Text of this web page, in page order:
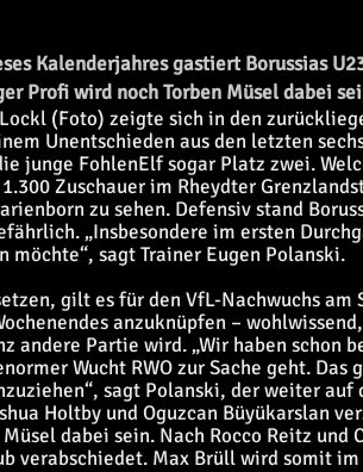
Kalenderjahres gastiert Borussias
Profi wird noch Torben Müsel dabei
(Foto) zeigte sich in den
Unentschieden aus den letzten
junge FohlenElf sogar Platz zwei.
Zuschauer im Rheydter
zu sehen. Defensiv stand
„Insbesondere im ersten
möchte“, sagt Trainer Eugen Polanski.
gilt es für den VfL-Nachwuchs am
anzuknüpfen –
andere Partie wird. „Wir haben schon
Wucht RWO zur Sache geht.
sagt Polanski, der weiter
Holtby und Oguzcan Büyükarslan
dabei sein. Nach Rocco Reitz und
verabschiedet. Max Brüll wird somit